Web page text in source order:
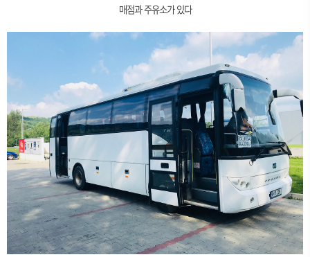
매점과 주유소가 있다